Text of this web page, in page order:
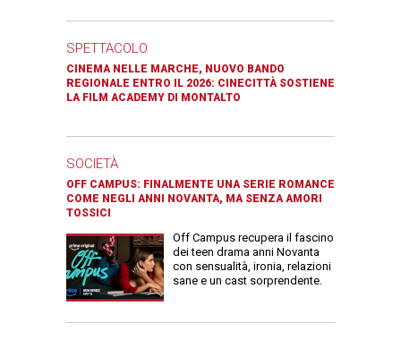
SPETTACOLO
CINEMA NELLE MARCHE, NUOVO BANDO
REGIONALE ENTRO IL 2026: CINECITTÀ SOSTIENE
LA FILM ACADEMY DI MONTALTO
SOCIETÀ
OFF CAMPUS: FINALMENTE UNA SERIE ROMANCE
COME NEGLI ANNI NOVANTA, MA SENZA AMORI
TOSSICI
Off Campus recupera il fascino
dei teen drama anni Novanta
con sensualità, ironia, relazioni
sane e un cast sorprendente.